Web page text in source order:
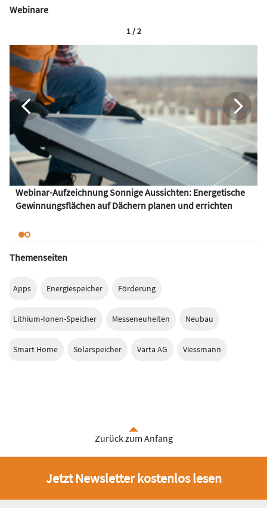
Webinare
Webinar-Aufzeichnung Sonnige Aussichten: Energetische
Gewinnungsflächen auf Dächern planen und errichten
1 / 2
Themenseiten
Apps Energiespeicher Förderung
Lithium-Ionen-Speicher Messeneuheiten Neubau
Smart Home Solarspeicher Varta AG Viessmann
Zurück zum Anfang
Jetzt Newsletter kostenlos lesen